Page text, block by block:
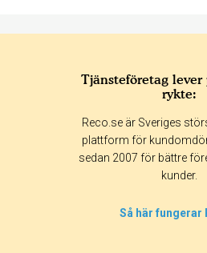
365 dagar
Tjänsteföretag
rykte:
Reco.se är Sveriges
plattform för
sedan 2007 för bättre
kunder.
Så här fungerar